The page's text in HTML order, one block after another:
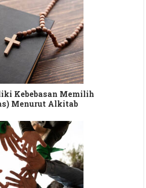
Kebebasan Memilih
Menurut Alkitab